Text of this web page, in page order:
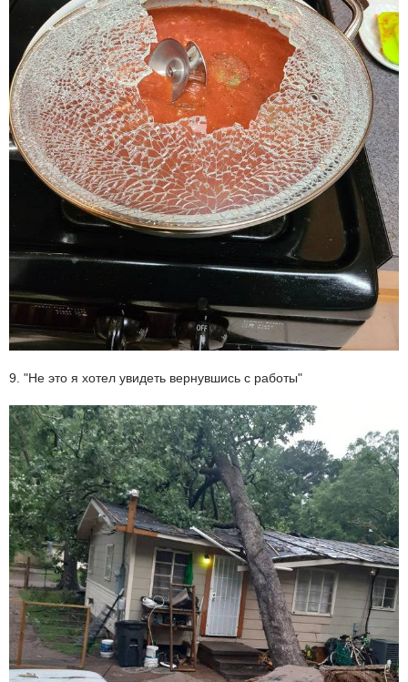
9. "Не это я хотел увидеть вернувшись с работы"